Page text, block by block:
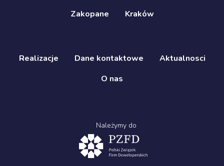
Zakopane
Kraków
Realizacje Dane kontaktowe
Aktualnosci
O nas
Należymy do